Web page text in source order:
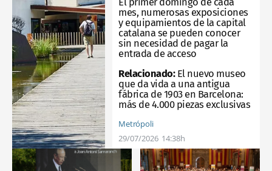
mes, numerosas exposiciones
y equipamientos de la capital
catalana se pueden conocer
sin necesidad de pagar la
entrada de acceso
Relacionado: El nuevo museo
que da vida a una antigua
fábrica de 1903 en Barcelona:
más de 4.000 piezas exclusivas
Metrópoli
29/07/2026 14:38h